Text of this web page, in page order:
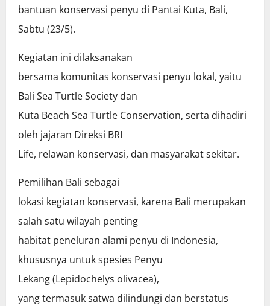
bantuan konservasi penyu di Pantai Kuta, Bali,
Sabtu (23/5).
Kegiatan ini dilaksanakan
bersama komunitas konservasi penyu lokal, yaitu
Bali Sea Turtle Society dan
Kuta Beach Sea Turtle Conservation, serta dihadiri
oleh jajaran Direksi BRI
Life, relawan konservasi, dan masyarakat sekitar.
Pemilihan Bali sebagai
lokasi kegiatan konservasi, karena Bali merupakan
salah satu wilayah penting
habitat peneluran alami penyu di Indonesia,
khususnya untuk spesies Penyu
Lekang (Lepidochelys olivacea),
yang termasuk satwa dilindungi dan berstatus